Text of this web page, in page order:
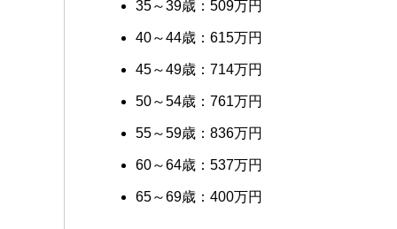
35～39歳：509万円
40～44歳：615万円
45～49歳：714万円
50～54歳：761万円
55～59歳：836万円
60～64歳：537万円
65～69歳：400万円